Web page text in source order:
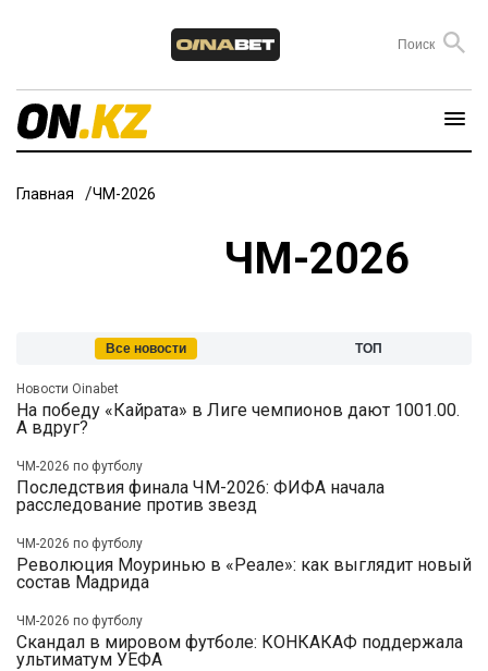
Главная ЧМ-2026
ЧМ-2026
Все новости ТОП
Новости Oinabet
На победу «Кайрата» в Лиге чемпионов дают 1001.00.
А вдруг?
ЧМ-2026 по футболу
Последствия финала ЧМ-2026: ФИФА начала
расследование против звезд
ЧМ-2026 по футболу
Революция Моуринью в «Реале»: как выглядит новый
состав Мадрида
ЧМ-2026 по футболу
Скандал в мировом футболе: КОНКАКАФ поддержала
ультиматум УЕФА